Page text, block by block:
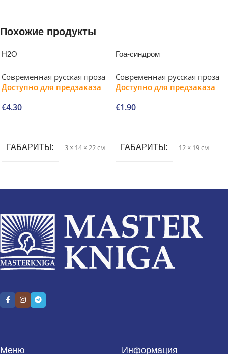
Похожие продукты
H2O
Современная русская проза
Доступно для предзаказа
€4.30
ГАБАРИТЫ 3 × 14 × 22 см
Гоа-синдром
Современная русская проза
Доступно для предзаказа
€1.90
ГАБАРИТЫ 12 × 19 см
Меню Информация